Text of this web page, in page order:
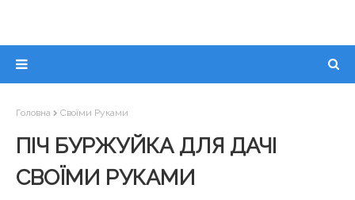
Головна Своїми Руками
ПІЧ БУРЖУЙКА ДЛЯ ДАЧІ
СВОЇМИ РУКАМИ